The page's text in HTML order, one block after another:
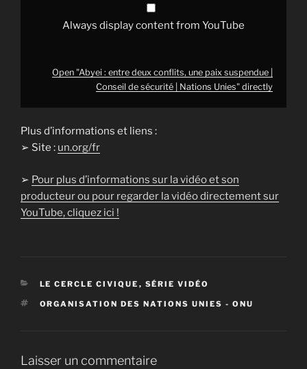
Always display content from YouTube
Open "Abyei : entre deux conflits, une paix suspendue |
Conseil de sécurité | Nations Unies" directly
Plus d’informations et liens :
➢ Site : un.org/fr
➢ Pour plus d’informations sur la vidéo et son
producteur ou pour regarder la vidéo directement sur
YouTube, cliquez ici !
CATÉGORIES
LE CERCLE CIVIQUE , SÉRIE VIDÉO
ÉTIQUETTES
ORGANISATION DES NATIONS UNIES - ONU
Laisser un commentaire